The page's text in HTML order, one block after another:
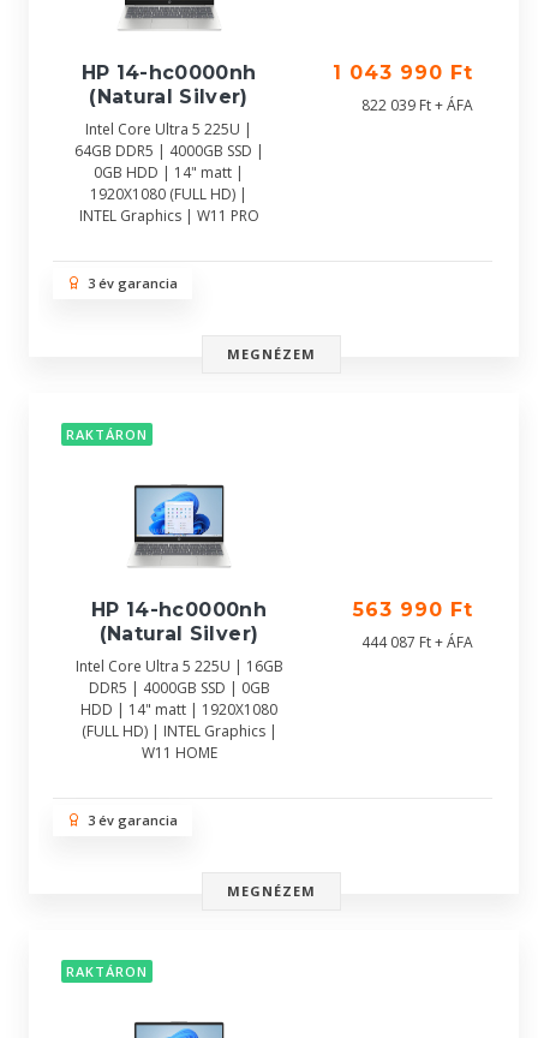
HP 14-hc0000nh
(Natural Silver)
Intel Core Ultra 5 225U |
64GB DDR5 | 4000GB SSD |
0GB HDD | 14" matt |
1920X1080 (FULL HD) |
INTEL Graphics | W11 PRO
1 043 990 Ft
822 039 Ft + ÁFA
3 év garancia
MEGNÉZEM
RAKTÁRON
HP 14-hc0000nh
(Natural Silver)
Intel Core Ultra 5 225U | 16GB
DDR5 | 4000GB SSD | 0GB
HDD | 14" matt | 1920X1080
(FULL HD) | INTEL Graphics |
W11 HOME
563 990 Ft
444 087 Ft + ÁFA
3 év garancia
MEGNÉZEM
RAKTÁRON